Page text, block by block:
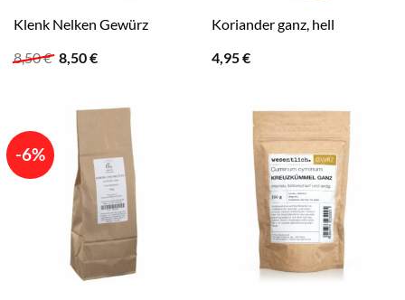
Klenk Nelken Gewürz
8,50€ Ursprünglicher
8,50€Aktueller
Koriander ganz, hell
4,95€
-6%